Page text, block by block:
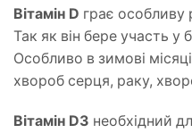
Вітамін D грає особливу
Так як він бере участь у
Особливо в зимові
хвороб серця, раку,
Вітамін D3 необхідний